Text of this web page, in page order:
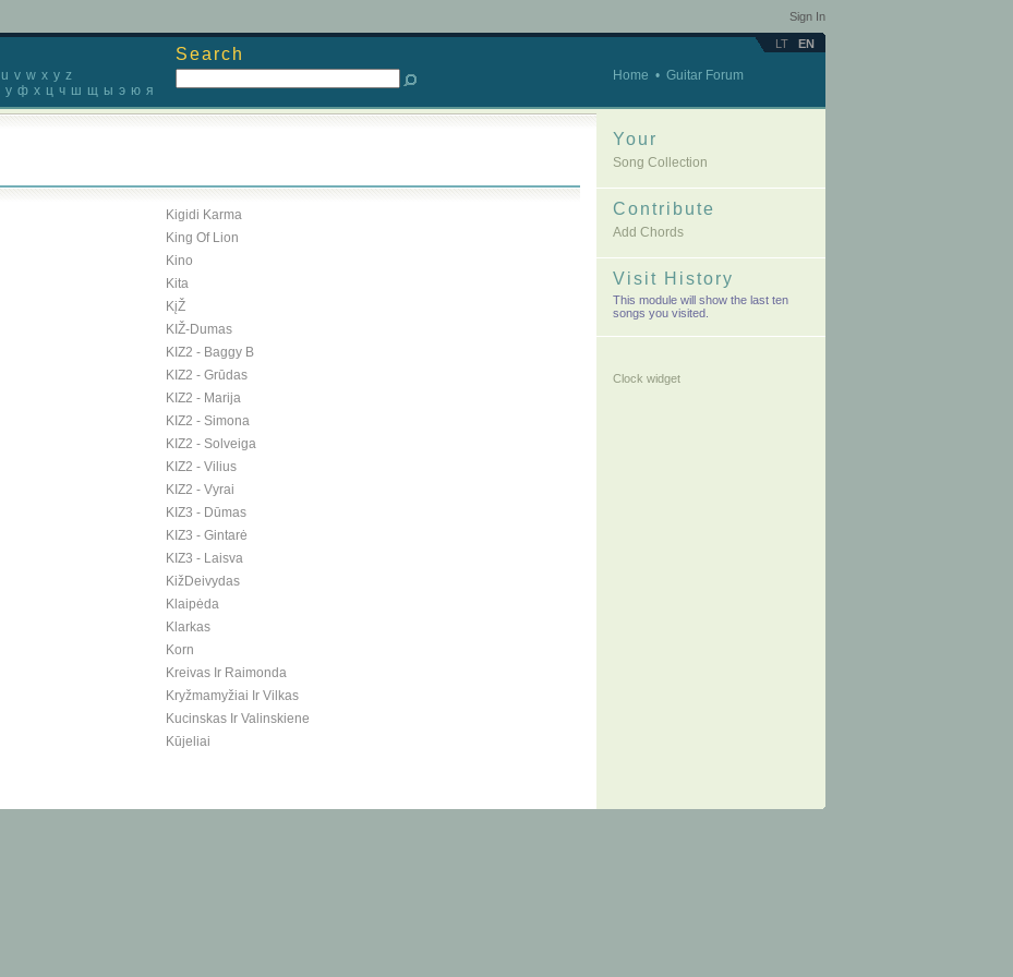
Sign In
LT EN
u v w x y z
у ф х ц ч ш щ ы э ю я
Search
Home • Guitar Forum
Kigidi Karma
King Of Lion
Kino
Kita
KįŽ
KIŽ-Dumas
KIZ2 - Baggy B
KIZ2 - Grūdas
KIZ2 - Marija
KIZ2 - Simona
KIZ2 - Solveiga
KIZ2 - Vilius
KIZ2 - Vyrai
KIZ3 - Dūmas
KIZ3 - Gintarė
KIZ3 - Laisva
KižDeivydas
Klaipėda
Klarkas
Korn
Kreivas Ir Raimonda
Kryžmamyžiai Ir Vilkas
Kucinskas Ir Valinskiene
Kūjeliai
Your
Song Collection
Contribute
Add Chords
Visit History
This module will show the last ten
songs you visited.
Clock widget